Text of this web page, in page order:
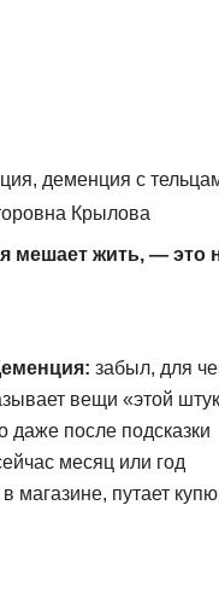
деменция с
Крылова
мешает жить, — это
забыл, для
вещи «этой
даже после подсказки
месяц или год
магазине, путает